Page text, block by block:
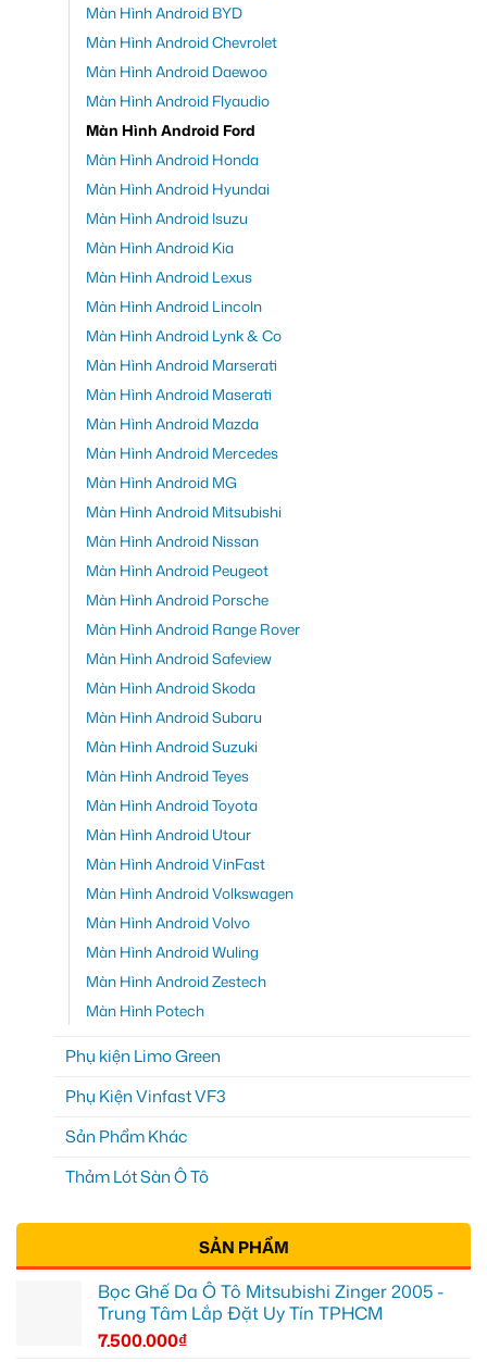
Màn Hình Android BYD
Màn Hình Android Chevrolet
Màn Hình Android Daewoo
Màn Hình Android Flyaudio
Màn Hình Android Ford
Màn Hình Android Honda
Màn Hình Android Hyundai
Màn Hình Android Isuzu
Màn Hình Android Kia
Màn Hình Android Lexus
Màn Hình Android Lincoln
Màn Hình Android Lynk & Co
Màn Hình Android Marserati
Màn Hình Android Maserati
Màn Hình Android Mazda
Màn Hình Android Mercedes
Màn Hình Android MG
Màn Hình Android Mitsubishi
Màn Hình Android Nissan
Màn Hình Android Peugeot
Màn Hình Android Porsche
Màn Hình Android Range Rover
Màn Hình Android Safeview
Màn Hình Android Skoda
Màn Hình Android Subaru
Màn Hình Android Suzuki
Màn Hình Android Teyes
Màn Hình Android Toyota
Màn Hình Android Utour
Màn Hình Android VinFast
Màn Hình Android Volkswagen
Màn Hình Android Volvo
Màn Hình Android Wuling
Màn Hình Android Zestech
Màn Hình Potech
Phụ kiện Limo Green
Phụ Kiện Vinfast VF3
Sản Phẩm Khác
Thảm Lót Sàn Ô Tô
SẢN PHẨM
Bọc Ghế Da Ô Tô Mitsubishi Zinger 2005 -
Trung Tâm Lắp Đặt Uy Tín TPHCM
7.500.000₫